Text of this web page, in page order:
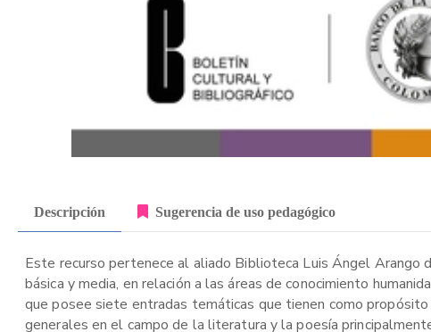
Descripción Sugerencia de uso pedagógico
Este recurso pertenece al aliado Biblioteca Luis Ángel Arango
básica y media, en relación a las áreas de conocimiento
que posee siete entradas temáticas que tienen como
generales en el campo de la literatura y la poesía